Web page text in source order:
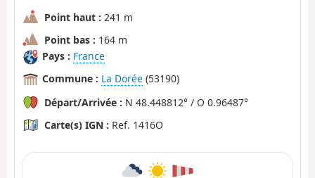
Point haut : 241 m
Point bas : 164 m
Pays : France
Commune : La Dorée (53190)
Départ/Arrivée : N 48.448812° / O 0.96487°
Carte(s) IGN : Ref. 1416O